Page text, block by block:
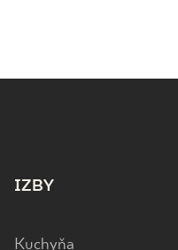
IZBY
Kuchyňa